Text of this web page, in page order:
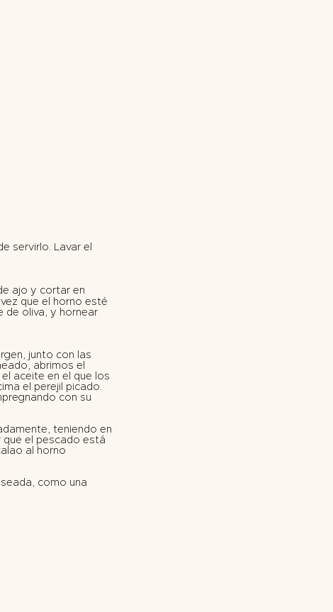
servirlo. Lavar el
ajo y cortar en
que el horno esté
de oliva, y hornear
junto con las
abrimos el
aceite en el que los
el perejil picado.
con su
teniendo en
que el pescado está
al horno
como una